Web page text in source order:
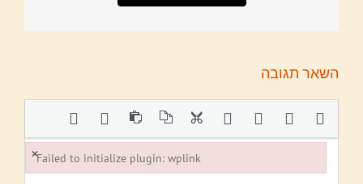
השאר תגובה
Failed to initialize plugin: wplink
×
Failed to initialize plugin: wplink